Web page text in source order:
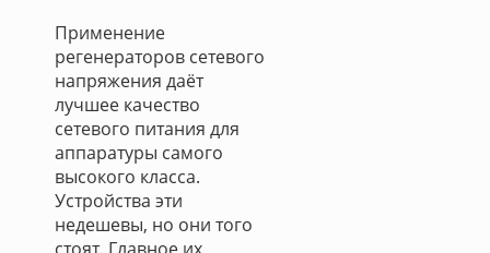
Применение
регенераторов сетевого
напряжения даёт
лучшее качество
сетевого питания для
аппаратуры самого
высокого класса.
Устройства эти
недешевы, но они того